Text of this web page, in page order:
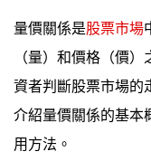
量價關係是股票市場
（量）和價格（價
資者判斷股票市場的
介紹量價關係的基本
用方法。